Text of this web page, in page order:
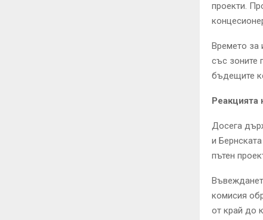
проекти.
Времето за
със зоните
бъдещите
Досега
и
пътен
комисия
от край до